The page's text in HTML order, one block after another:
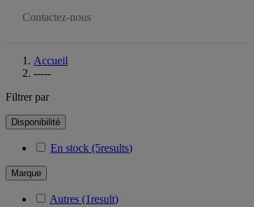
Contactez-nous
Accueil
-----
Filtrer par
Disponibilité
En stock (5results)
Marque
Autres (1result)